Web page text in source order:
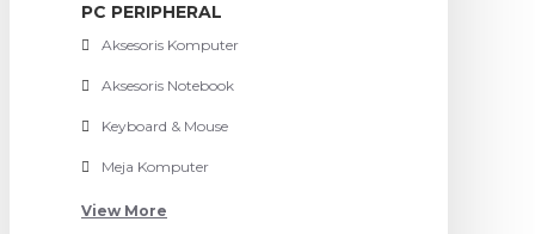
PC PERIPHERAL
Aksesoris Komputer
Aksesoris Notebook
Keyboard & Mouse
Meja Komputer
View More